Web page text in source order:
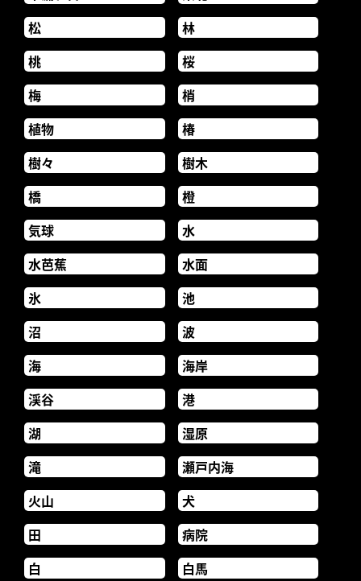
松
林
桃
桜
梅
梢
植物
椿
樹々
樹木
橋
橙
気球
水
水芭蕉
水面
氷
池
沼
波
海
海岸
渓谷
港
湖
湿原
滝
瀬戸内海
火山
犬
田
病院
白
白馬